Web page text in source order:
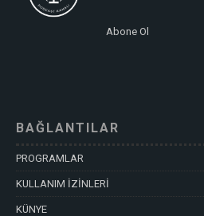
Abone Ol
BAĞLANTILAR
PROGRAMLAR
KULLANIM İZİNLERİ
KÜNYE